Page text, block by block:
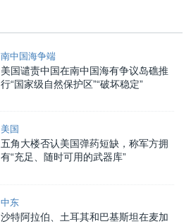
南中国海争端
美国谴责中国在南中国海有争议岛礁推
行“国家级自然保护区”“破坏稳定”
美国
五角大楼否认美国弹药短缺，称军方拥
有“充足、随时可用的武器库”
中东
沙特阿拉伯、土耳其和巴基斯坦在麦加